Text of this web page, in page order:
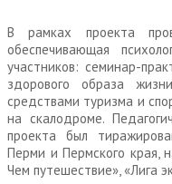
В рамках проекта
обеспечивающая
участников: семинар-
здорового образа
средствами туризма и
на скалодроме.
проекта был
Перми и Пермского края,
Чем путешествие», «Лига